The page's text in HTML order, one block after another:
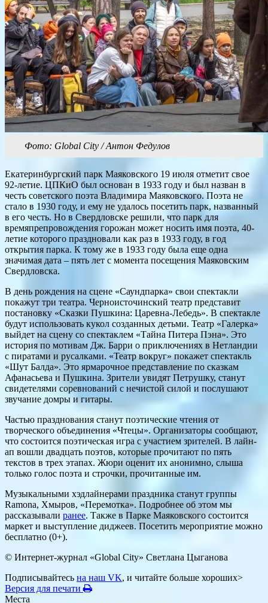
Фото: Global City / Антон Федулов
Екатеринбургский парк Маяковского 19 июля отметит свое
92-летие. ЦПКиО был основан в 1933 году и был назван в
честь советского поэта Владимира Маяковского. Поэта не
стало в 1930 году, и ему не удалось посетить парк, названный
в его честь. Но в Свердловске решили, что парк для
времяпрепровождения горожан может носить имя поэта, 40-
летие которого праздновали как раз в 1933 году, в год
открытия парка. К тому же в 1933 году была еще одна
значимая дата – пять лет с момента посещения Маяковским
Свердловска.
В день рождения на сцене «Саундпарка» свои спектакли
покажут три театра. Черноисточинский театр представит
постановку «Сказки Пушкина: Царевна-Лебедь». В спектакле
будут использовать кукол созданных детьми. Театр «Галерка»
выйдет на сцену со спектаклем «Тайна Питера Пэна». Это
история по мотивам Дж. Барри о приключениях в Нетландии
с пиратами и русалками. «Театр вокруг» покажет спектакль
«Шут Балда». Это ярмарочное представление по сказкам
Афанасьева и Пушкина. Зрители увидят Петрушку, станут
свидетелями соревнований с нечистой силой и послушают
звучание домры и гитары.
Частью празднования станут поэтические чтения от
творческого объединения «Чтецы». Организаторы сообщают,
что состоится поэтическая игра с участием зрителей. В лайн-
ап вошли двадцать поэтов, которые прочитают по пять
текстов в трех этапах. Жюри оценит их анонимно, слыша
только голос поэта и строчки, прочитанные им.
Музыкальными хэдлайнерами праздника станут группы
Ramona, Хмыров, «Перемотка». Подробнее об этом мы
рассказывали ранее. Также в Парке Маяковского состоится
маркет и выступление диджеев. Посетить мероприятие можно
бесплатно (0+).
© Интернет-журнал «Global City» Светлана Цыганова
Подписывайтесь на наш VK, и читайте больше хороших>
Версия для печати
Места